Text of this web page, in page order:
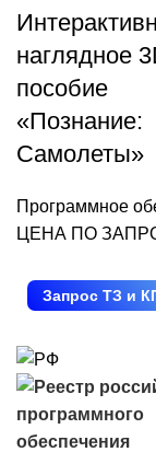
наглядное
пособие
«Познание:
Самолеты»
Программное
ЦЕНА ПО
Запрос ТЗ и